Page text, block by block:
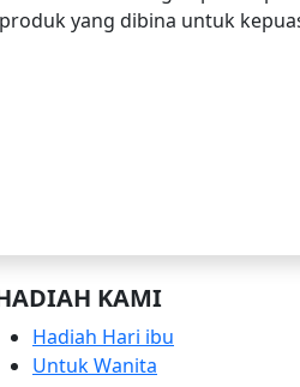
yang dibina untuk
KAMI
Hadiah Hari ibu
Untuk Wanita